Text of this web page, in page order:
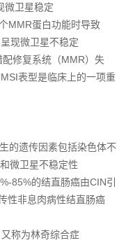
微卫星稳定
MMR蛋白功能时导致
现微卫星不稳定
配修复系统（MMR）失
表型是临床上的一项重
的遗传因素包括染色体不
微卫星不稳定性
85%的结直肠癌由CIN引
性非息肉病性结直肠癌
称为林奇综合症